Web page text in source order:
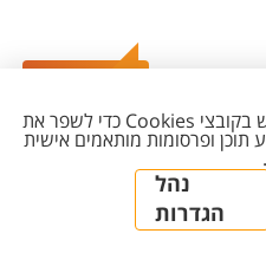
מדיניות עריכת
תוכן